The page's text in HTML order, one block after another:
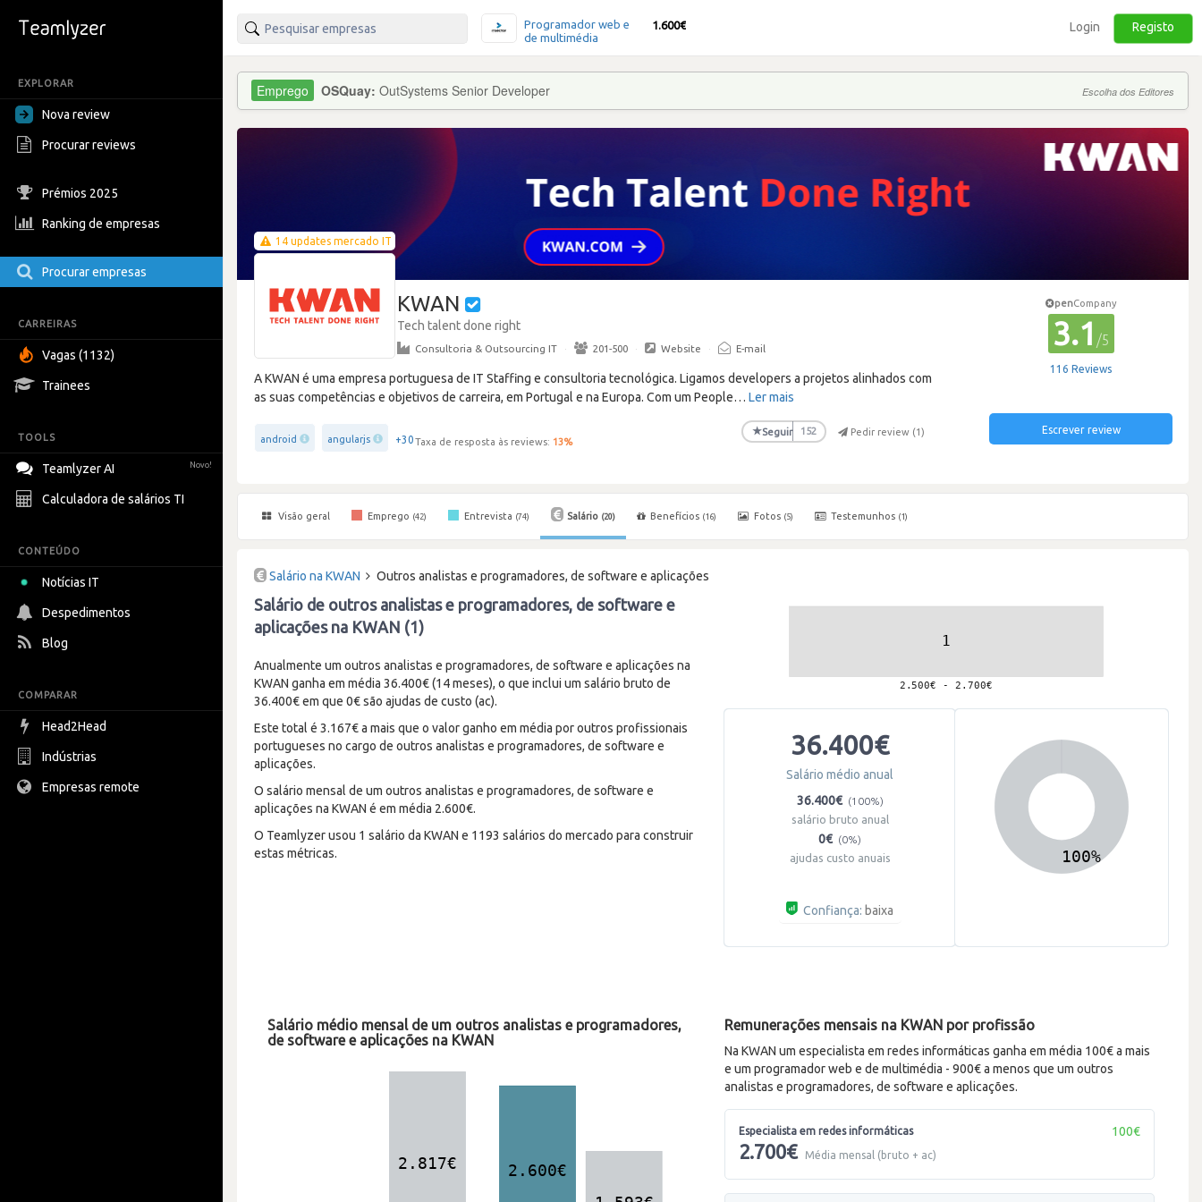
EXPLORAR
Nova review
Procurar reviews
Prémios 2025
Ranking de empresas
Procurar empresas
CARREIRAS
Vagas (1132)
Trainees
TOOLS
Teamlyzer AI Novo!
Calculadora de salários TI
CONTEÚDO
Notícias IT
Despedimentos
Blog
COMPARAR
Head2Head
Indústrias
Empresas remote
Programador web e
de multimédia
1.600€ Login Registo
OSQuay: OutSystems Senior Developer Escolha dos Editores
14 updates mercado IT
KWAN
Tech talent done right
Consultoria & Outsourcing IT · 201-500 · Website · E-mail
A KWAN é uma empresa portuguesa de IT Staffing e consultoria tecnológica. Ligamos developers a projetos alinhados com
as suas competências e objetivos de carreira, em Portugal e na Europa. Com um People… Ler mais
android angularjs +30Taxa de resposta às reviews: 13%
★Seguir 152 Pedir review (1)
penCompany
3.1 /5
116 Reviews
Escrever review
Visão geral Emprego (42) Entrevista (74) Salário (20) Benefícios (16) Fotos (5) Testemunhos (1)
Salário na KWAN Outros analistas e programadores, de software e aplicações
Salário de outros analistas e programadores, de software e
aplicações na KWAN (1)
Anualmente um outros analistas e programadores, de software e aplicações na
KWAN ganha em média 36.400€ (14 meses), o que inclui um salário bruto de
36.400€ em que 0€ são ajudas de custo (ac).
Este total é 3.167€ a mais que o valor ganho em média por outros profissionais
portugueses no cargo de outros analistas e programadores, de software e
aplicações.
O salário mensal de um outros analistas e programadores, de software e
aplicações na KWAN é em média 2.600€.
O Teamlyzer usou 1 salário da KWAN e 1193 salários do mercado para construir
estas métricas.
36.400€
Salário médio anual
36.400€ (100%)
salário bruto anual
0€ (0%)
ajudas custo anuais
Confiança: baixa
Salário médio mensal de um outros analistas e programadores,
de software e aplicações na KWAN
Remunerações mensais na KWAN por profissão
Na KWAN um especialista em redes informáticas ganha em média 100€ a mais
e um programador web e de multimédia - 900€ a menos que um outros
analistas e programadores, de software e aplicações.
Especialista em redes informáticas
2.700€ Média mensal (bruto + ac)
100€